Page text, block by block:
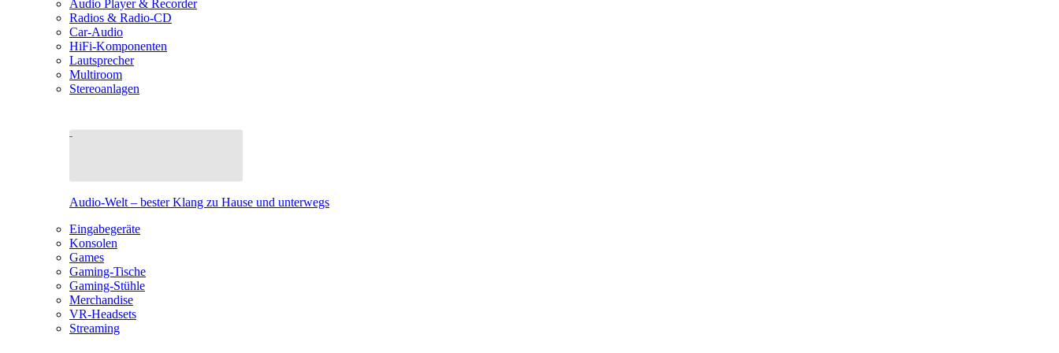
Audio Player & Recorder
Radios & Radio-CD
Car-Audio
HiFi-Komponenten
Lautsprecher
Multiroom
Stereoanlagen
Audio-Welt – bester Klang zu Hause und unterwegs
Eingabegeräte
Konsolen
Games
Gaming-Tische
Gaming-Stühle
Merchandise
VR-Headsets
Streaming